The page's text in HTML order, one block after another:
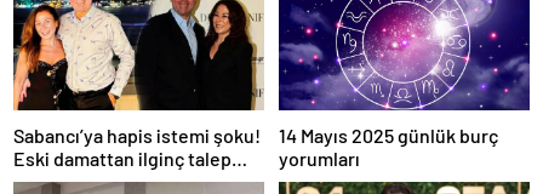
Sabancı’ya hapis istemi şoku!
Eski damattan ilginç talep
geldi
14 Mayıs 2025 günlük burç
yorumları